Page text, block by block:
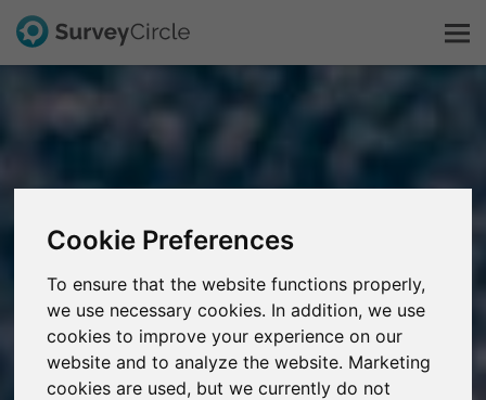
Cookie Preferences
To ensure that the website functions properly,
we use necessary cookies. In addition, we use
cookies to improve your experience on our
website and to analyze the website. Marketing
cookies are used, but we currently do not
Questo è SurveyCircle
Scopri la ricerca
FAQ
Registrati gratis